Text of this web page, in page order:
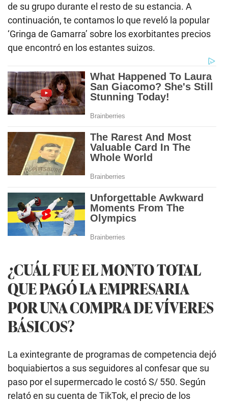
de su grupo durante el resto de su estancia. A
continuación, te contamos lo que reveló la popular
‘Gringa de Gamarra’ sobre los exorbitantes precios
que encontró en los estantes suizos.
¿CUÁL FUE EL MONTO TOTAL
QUE PAGÓ LA EMPRESARIA
POR UNA COMPRA DE VÍVERES
BÁSICOS?
La exintegrante de programas de competencia dejó
boquiabiertos a sus seguidores al confesar que su
paso por el supermercado le costó S/ 550. Según
relató en su cuenta de TikTok, el precio de los